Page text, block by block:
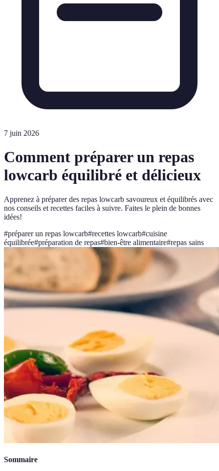
7 juin 2026
Comment préparer un repas
lowcarb équilibré et délicieux
Apprenez à préparer des repas lowcarb savoureux et équilibrés avec
nos conseils et recettes faciles à suivre. Faites le plein de bonnes
idées!
#préparer un repas lowcarb#recettes lowcarb#cuisine
équilibrée#préparation de repas#bien-être alimentaire#repas sains
Sommaire